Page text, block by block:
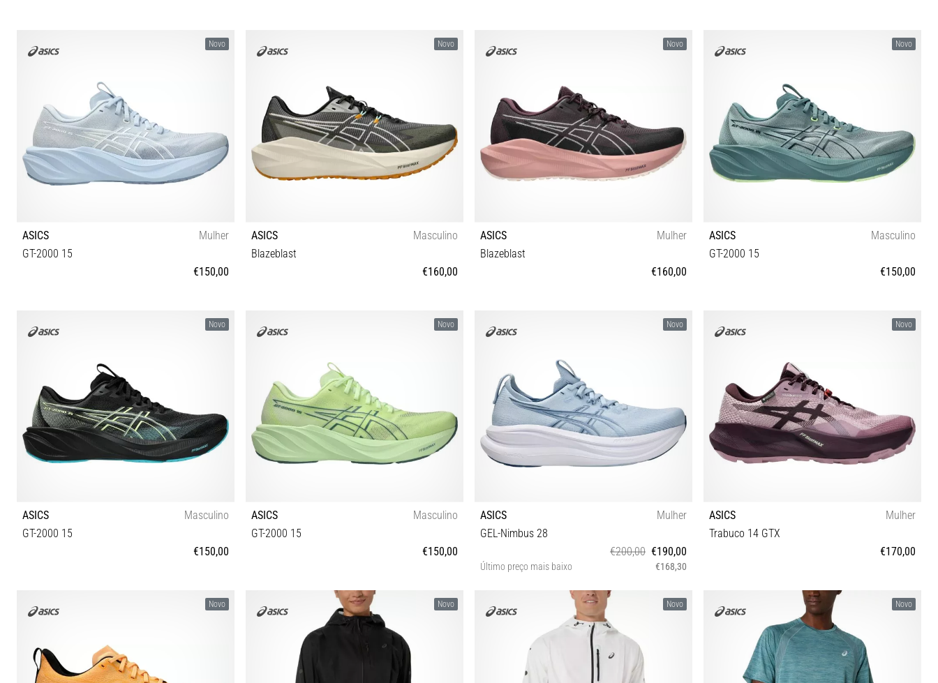
40½ 41½ 42 42½ 43½ 44 44½ 45 46 46½ 47 48 40 40½ 41½ 42 42½ 43½ 44 44½ 45 46 46½ 47 48
Novo
ASICS
Mulher
GT-2000 15
€150,00
Novo
ASICS
Masculino
Blazeblast
€160,00
40 40½ 41½ 42 42½ 43½ 44 44½ 45 46 46½ 47 48
Novo
ASICS
Mulher
Blazeblast
€160,00
36 37 37½ 38 39 39½ 40 40½ 41½ 42 42½ 43½
Novo
ASICS
Masculino
GT-2000 15
€150,00
40½ 41½ 42 42½ 43½ 44 44½ 45 46 46½ 47 48
Novo
ASICS
Masculino
GT-2000 15
€150,00
40½ 41½ 42 42½ 43½ 44 44½ 45 46 46½ 47 48
Novo
ASICS
Masculino
GT-2000 15
€150,00
40½ 41½ 42 42½ 43½ 44 44½ 45 46 46½ 47 48
Novo
ASICS
Mulher
GEL-Nimbus 28
€200,00 €190,00
Último preço mais baixo €168,30
37 37½ 38 39 39½ 40 40½ 41½ 42 42½
Novo
ASICS
Mulher
Trabuco 14 GTX
€170,00
37 37½ 38 39 39½ 40 40½ 41½ 42 42½
Novo Novo Novo Novo